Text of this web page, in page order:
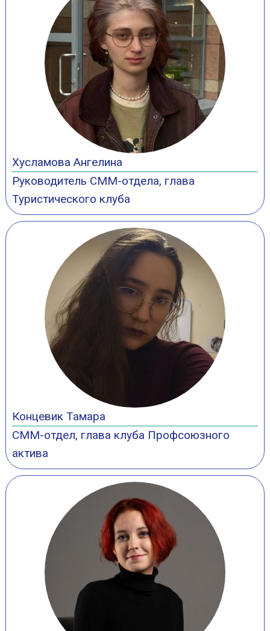
Хусламова Ангелина
Руководитель СММ-отдела, глава
Туристического клуба
Концевик Тамара
СММ-отдел, глава клуба Профсоюзного
актива